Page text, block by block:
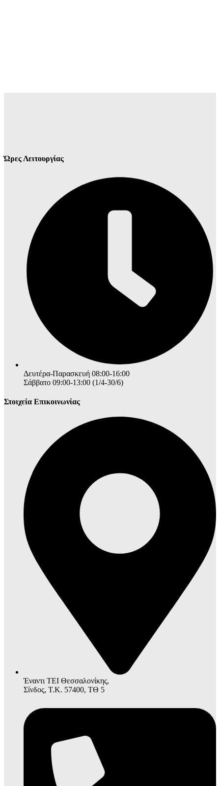
Ώρες Λειτουργίας
Δευτέρα-Παρασκευή 08:00-16:00
Σάββατο 09:00-13:00 (1/4-30/6)
Στοιχεία Επικοινωνίας
Έναντι ΤΕΙ Θεσσαλονίκης,
Σίνδος, Τ.Κ. 57400, ΤΘ 5